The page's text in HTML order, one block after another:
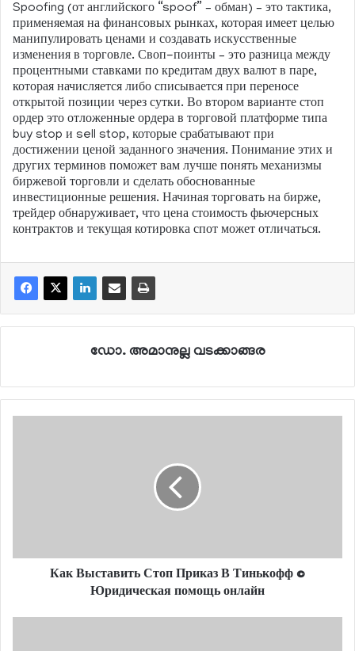
Spoofing (от английского “spoof” – обман) – это тактика,
применяемая на финансовых рынках, которая имеет целью
манипулировать ценами и создавать искусственные
изменения в торговле. Своп-поинты – это разница между
процентными ставками по кредитам двух валют в паре,
которая начисляется либо списывается при переносе
открытой позиции через сутки. Во втором варианте стоп
ордер это отложенные ордера в торговой платформе типа
buy stop и sell stop, которые срабатывают при
достижении ценой заданного значения. Понимание этих и
других терминов поможет вам лучше понять механизмы
биржевой торговли и сделать обоснованные
инвестиционные решения. Начиная торговать на бирже,
трейдер обнаруживает, что цена стоимость фьючерсных
контрактов и текущая котировка спот может отличаться.
ഡോ. അമാനുല്ല വടക്കാങ്ങര
Как Выставить Стоп Приказ В Тинькофф ©
Юридическая помощь онлайн